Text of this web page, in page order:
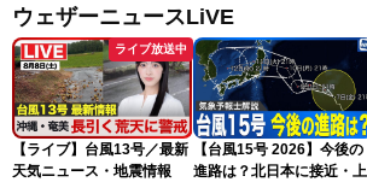
ウェザーニュースLiVE
ライブ放送中
【ライブ】台風13号／最新
天気ニュース・地震情報
【台風15号 2026】今後の
進路は？北日本に接近・上